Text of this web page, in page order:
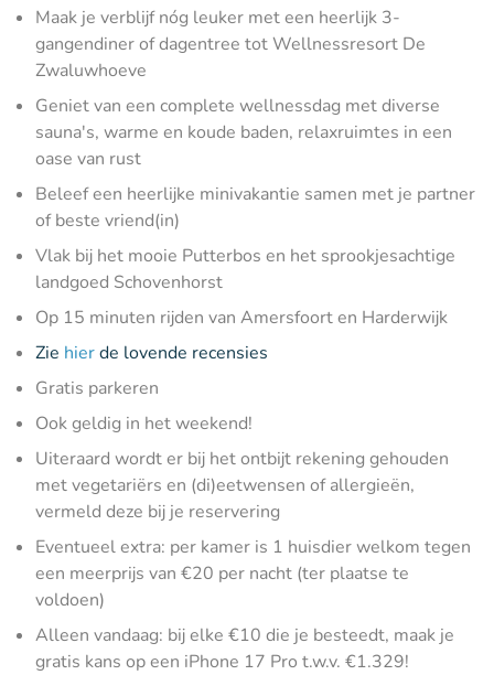
Maak je verblijf nóg leuker met een heerlijk 3-
gangendiner of dagentree tot Wellnessresort De
Zwaluwhoeve
Geniet van een complete wellnessdag met diverse
sauna's, warme en koude baden, relaxruimtes in een
oase van rust
Beleef een heerlijke minivakantie samen met je partner
of beste vriend(in)
Vlak bij het mooie Putterbos en het sprookjesachtige
landgoed Schovenhorst
Op 15 minuten rijden van Amersfoort en Harderwijk
Zie hierde lovende recensies
Gratis parkeren
Ook geldig in het weekend!
Uiteraard wordt er bij het ontbijt rekening gehouden
met vegetariërs en (di)eetwensen of allergieën,
vermeld deze bij je reservering
Eventueel extra: per kamer is 1 huisdier welkom tegen
een meerprijs van €20 per nacht (ter plaatse te
voldoen)
Alleen vandaag: bij elke €10 die je besteedt, maak je
gratis kans op een iPhone 17 Pro t.w.v. €1.329!